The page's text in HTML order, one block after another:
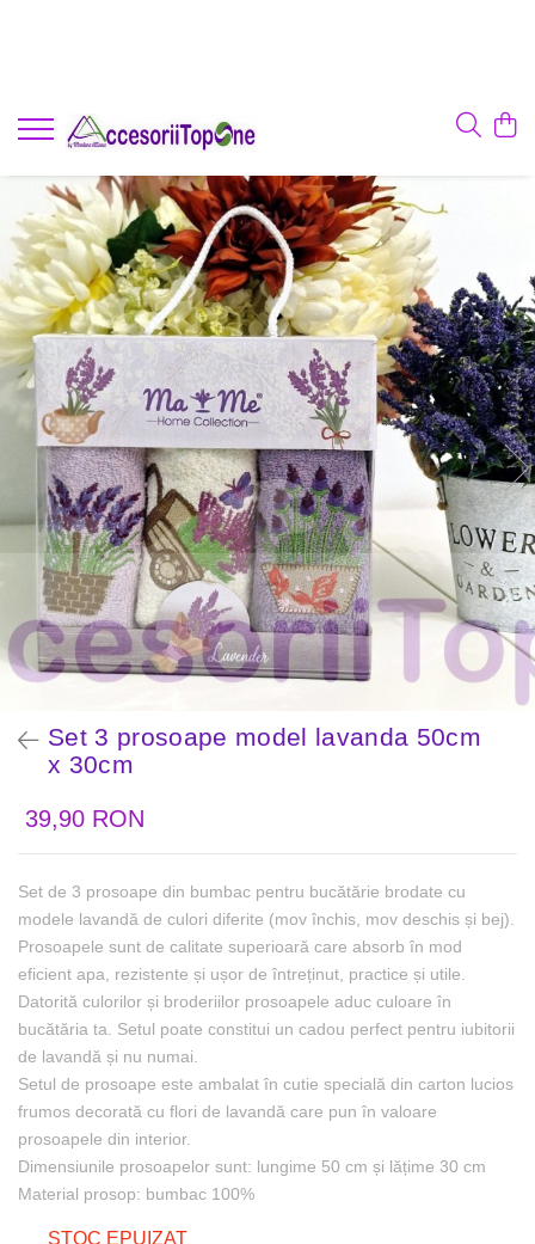
Set 3 prosoape model lavanda 50cm
x 30cm
39,90 RON
Set de 3 prosoape din bumbac pentru bucătărie brodate cu
modele lavandă de culori diferite (mov închis, mov deschis și bej).
Prosoapele sunt de calitate superioară care absorb în mod
eficient apa, rezistente și ușor de întreținut, practice și utile.
Datorită culorilor și broderiilor prosoapele aduc culoare în
bucătăria ta. Setul poate constitui un cadou perfect pentru iubitorii
de lavandă și nu numai.
Setul de prosoape este ambalat în cutie specială din carton lucios
frumos decorată cu flori de lavandă care pun în valoare
prosoapele din interior.
Dimensiunile prosoapelor sunt: lungime 50 cm și lățime 30 cm
Material prosop: bumbac 100%
STOC EPUIZAT